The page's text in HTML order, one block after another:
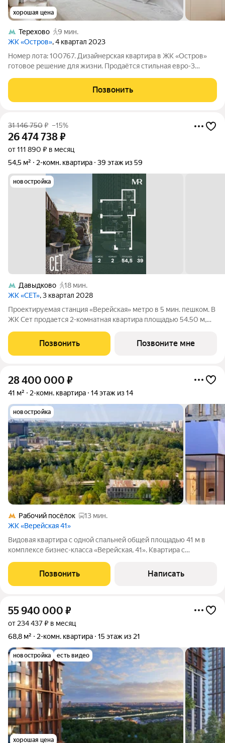
хорошая цена
Терехово
9 мин.
ЖК «Остров», 4 квартал 2023
Номер лота: 100767. Дизайнерская квартира в ЖК «Остров»
готовое решение для жизни. Продаётся стильная евро-3
Рублевским и Звенигородским шоссе
Позвонить
31 146 750₽ –15%
26 474 738₽
от 111 890 ₽ в месяц
54,5 м²
2-комн. квартира 39 этаж из 59
новостройка
Давыдково
18 мин.
ЖК «СЕТ», 3 квартал 2028
Проектируемая станция «Верейская» метро в 5 мин. пешком. В
ЖК Сет продается 2-комнатная квартира площадью 54.50 м,
Сет имеет стратегически выгодное расположение в ЗАО, в
районе с большой
Позвонить Позвоните мне
28 400 000 ₽
41 м² 2-комн. квартира 14 этаж из 14
новостройка
Рабочий посёлок
13 мин.
ЖК «Верейская 41»
Видовая квартира с одной спальней общей площадью 41 м в
комплексе бизнес-класса «Верейская, 41». Квартира с
на верхнем 14 этаже в корпусе 3.1. Современный дизайнерский
интерьер в лаконичных
Позвонить Написать
55 940 000 ₽
от 234 437 ₽ в месяц
68,8 м²
2-комн. квартира 15 этаж из 21
новостройка есть видео
хорошая цена